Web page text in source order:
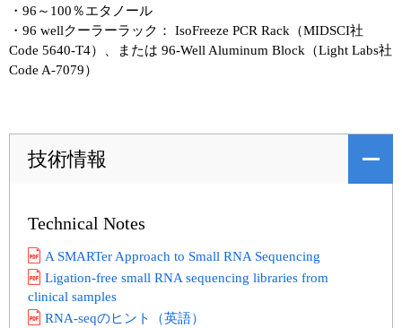
・96～100％エタノール
・96 wellクーラーラック： IsoFreeze PCR Rack（MIDSCI社
Code 5640-T4）、または 96-Well Aluminum Block（Light Labs社
Code A-7079）
技術情報
Technical Notes
A SMARTer Approach to Small RNA Sequencing
Ligation-free small RNA sequencing libraries from
clinical samples
RNA-seqのヒント（英語）